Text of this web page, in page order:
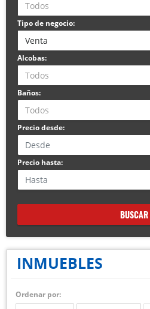
Todos
Tipo de negocio:
Venta
Alcobas:
Todos
Baños:
Todos
Precio desde:
Precio hasta:
BUSCAR
INMUEBLES
Ordenar por: